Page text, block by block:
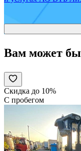
Вам может
Скидка до 10%
С пробегом